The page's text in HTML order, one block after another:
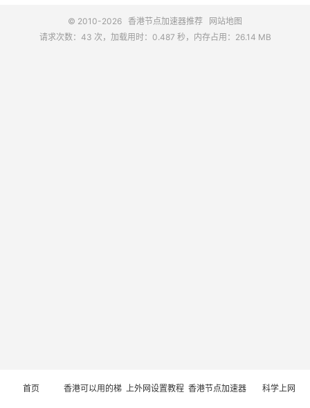
© 2010-2026 香港节点加速器推荐
网站地图
请求次数：43 次，加载用时：0.487 秒，内存占用：26.14 MB
首页 香港可以用的梯 上外网设置教程 香港节点加速器 科学上网